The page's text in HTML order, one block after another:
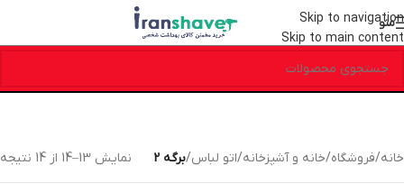
Skip to navigation
Skip to main content
منو
خانه/فروشگاه/خانه و آشپزخانه/اتو لباس/برگه 2 نمایش 13–14 از 14 نتیجه